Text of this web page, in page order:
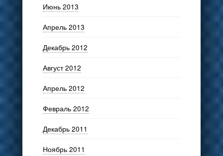
Июнь 2013
Апрель 2013
Декабрь 2012
Август 2012
Апрель 2012
Февраль 2012
Декабрь 2011
Ноябрь 2011